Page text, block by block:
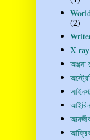
(2)
X-ray
অঞ্জনা